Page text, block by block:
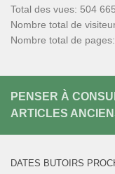
Total des vues: 504 665
Nombre total de
Nombre total de pages:
PENSER À
ARTICLES
DATES BUTOIRS